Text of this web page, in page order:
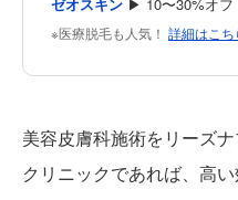
※医療脱毛も人気！ 詳細はこち
美容皮膚科施術をリーズ
クリニックであれば、高